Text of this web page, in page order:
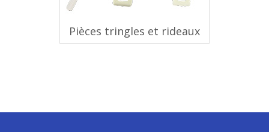
Pièces tringles et rideaux